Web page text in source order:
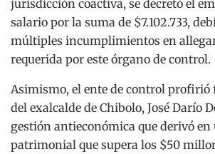
jurisdicción coactiva, se decretó el
salario por la suma de $7.102.733,
múltiples incumplimientos en
requerida por este órgano de control.
Asimismo, el ente de control profirió
del exalcalde de Chibolo, José Darío
gestión antieconómica que derivó
patrimonial que supera los $50